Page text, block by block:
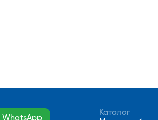
WhatsApp
Каталог